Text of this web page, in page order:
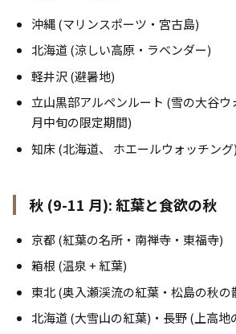
沖縄 (マリンスポーツ・宮古島)
北海道 (涼しい高原・ラベンダー)
軽井沢 (避暑地)
立山黒部アルペンルート (雪の大谷ウ
月中旬の限定期間)
知床 (北海道、 ホエールウォッチング)
秋 (9-11 月): 紅葉と食欲の秋
京都 (紅葉の名所・南禅寺・東福寺)
箱根 (温泉 + 紅葉)
東北 (奥入瀬渓流の紅葉・松島の秋の
北海道 (大雪山の紅葉)・長野 (上高地